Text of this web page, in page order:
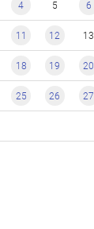
4 5 6
11 12 13
18 19 20
25 26 27